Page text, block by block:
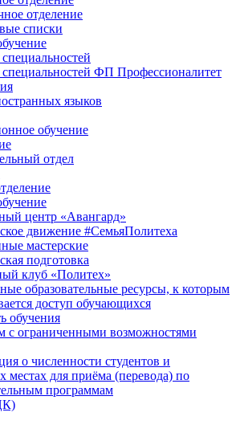
отделение
списки
ФП Профессионалитет
языков
обучение
отдел
центр «Авангард»
движение #СемьяПолитеха
мастерские
подготовка
клуб «Политех»
образовательные ресурсы, к которым
доступ обучающихся
обучения
с ограниченными возможностями
о численности студентов и
местах для приёма (перевода) по
программам